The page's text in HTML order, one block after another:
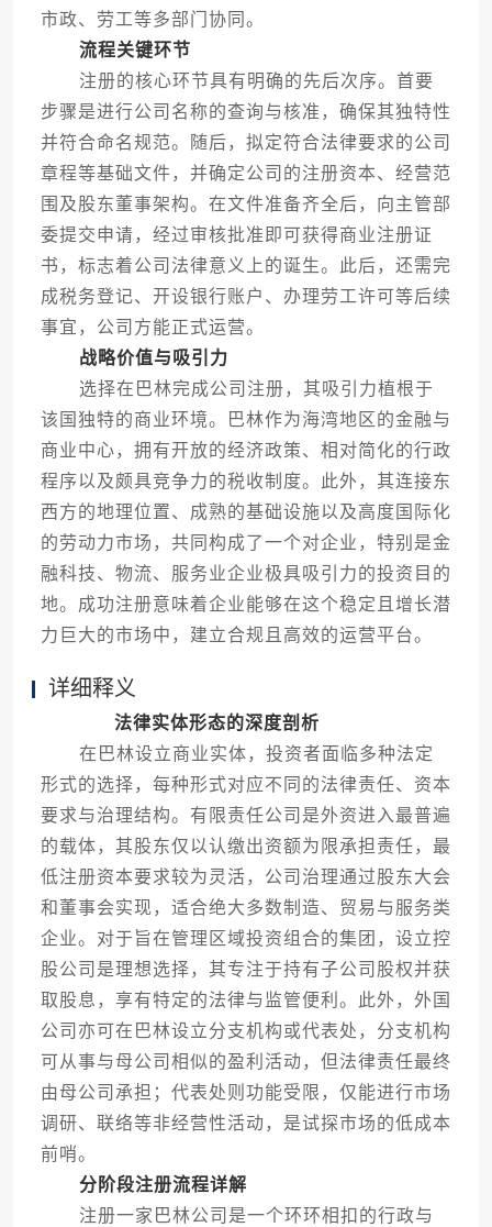
市政、劳工等多部门协同。
流程关键环节
注册的核心环节具有明确的先后次序。首要
步骤是进行公司名称的查询与核准，确保其独特性
并符合命名规范。随后，拟定符合法律要求的公司
章程等基础文件，并确定公司的注册资本、经营范
围及股东董事架构。在文件准备齐全后，向主管部
委提交申请，经过审核批准即可获得商业注册证
书，标志着公司法律意义上的诞生。此后，还需完
成税务登记、开设银行账户、办理劳工许可等后续
事宜，公司方能正式运营。
战略价值与吸引力
选择在巴林完成公司注册，其吸引力植根于
该国独特的商业环境。巴林作为海湾地区的金融与
商业中心，拥有开放的经济政策、相对简化的行政
程序以及颇具竞争力的税收制度。此外，其连接东
西方的地理位置、成熟的基础设施以及高度国际化
的劳动力市场，共同构成了一个对企业，特别是金
融科技、物流、服务业企业极具吸引力的投资目的
地。成功注册意味着企业能够在这个稳定且增长潜
力巨大的市场中，建立合规且高效的运营平台。
详细释义
法律实体形态的深度剖析
在巴林设立商业实体，投资者面临多种法定
形式的选择，每种形式对应不同的法律责任、资本
要求与治理结构。有限责任公司是外资进入最普遍
的载体，其股东仅以认缴出资额为限承担责任，最
低注册资本要求较为灵活，公司治理通过股东大会
和董事会实现，适合绝大多数制造、贸易与服务类
企业。对于旨在管理区域投资组合的集团，设立控
股公司是理想选择，其专注于持有子公司股权并获
取股息，享有特定的法律与监管便利。此外，外国
公司亦可在巴林设立分支机构或代表处，分支机构
可从事与母公司相似的盈利活动，但法律责任最终
由母公司承担；代表处则功能受限，仅能进行市场
调研、联络等非经营性活动，是试探市场的低成本
前哨。
分阶段注册流程详解
注册一家巴林公司是一个环环相扣的行政与